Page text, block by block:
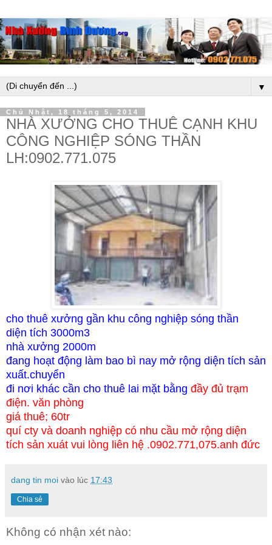
▼
Chủ Nhật, 18 tháng 5, 2014
NHÀ XƯỞNG CHO THUÊ CẠNH KHU
CÔNG NGHIỆP SÓNG THẦN
LH:0902.771.075
cho thuê xưởng gần khu công nghiệp sóng thần
diện tích 3000m3
nhà xưởng 2000m
đang hoạt động làm bao bì nay mở rộng diện tích sản
xuất.chuyển
đi nơi khác cần cho thuê lai mặt bằng đầy đủ trạm
điện. văn phòng
giá thuê; 60tr
quí cty và doanh nghiệp có nhu cầu mở rộng diện
tích sản xuát vui lòng liên hệ .0902.771,075.anh đức
dang tin moi vào lúc 17:43
Chia sẻ
Không có nhận xét nào: